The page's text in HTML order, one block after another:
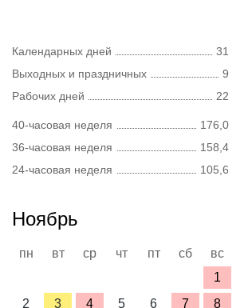
Календарных дней
31
Выходных и праздничных
9
Рабочих дней
22
40-часовая неделя
176,0
36-часовая неделя
158,4
24-часовая неделя
105,6
Ноябрь
пн вт ср чт пт сб
вс
1
2
3 4 5 6 7 8